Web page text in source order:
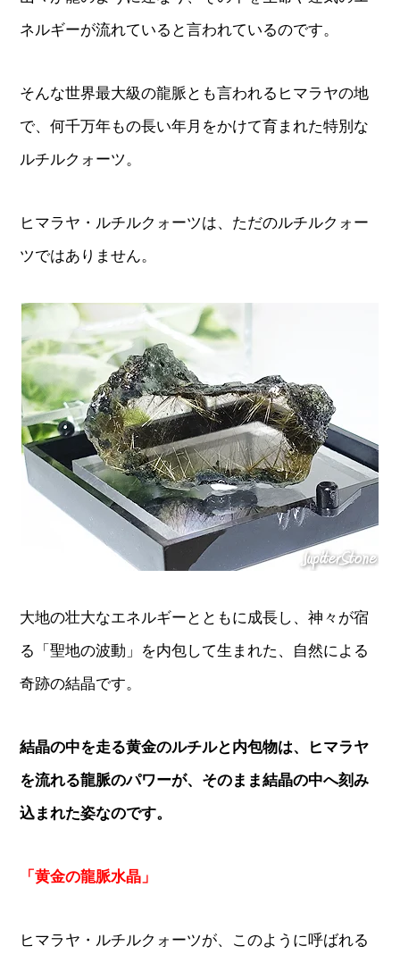
ネルギーが流れていると言われているのです。
そんな世界最大級の龍脈とも言われるヒマラヤの地
で、何千万年もの長い年月をかけて育まれた特別な
ルチルクォーツ。
ヒマラヤ・ルチルクォーツは、ただのルチルクォー
ツではありません。
大地の壮大なエネルギーとともに成長し、神々が宿
る「聖地の波動」を内包して生まれた、自然による
奇跡の結晶です。
結晶の中を走る黄金のルチルと内包物は、ヒマラヤ
を流れる龍脈のパワーが、そのまま結晶の中へ刻み
込まれた姿なのです。
「黄金の龍脈水晶」
ヒマラヤ・ルチルクォーツが、このように呼ばれる